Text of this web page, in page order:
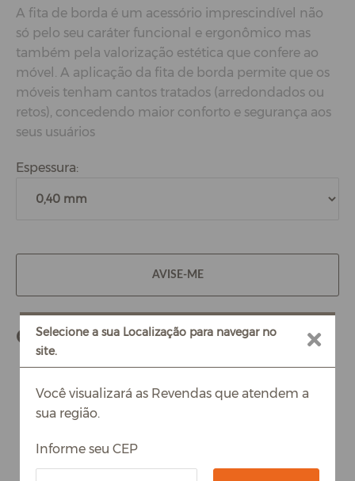
A fita de borda é um acessório imprescindível não
só pelo seu caráter funcional e ergonômico mas
também pela valorização estética que confere ao
móvel. A aplicação da fita de borda permite que os
móveis tenham cantos tratados (arredondados ou
retos), concedendo maior conforto e segurança aos
seus usuários
Espessura:
AVISE-ME
Compre também
Você visualizará as Revendas que atendem a
sua região.
Informe seu CEP
Selecione a sua Localização para navegar no
site.